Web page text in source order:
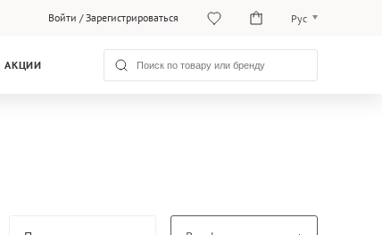
Войти /Зарегистрироваться Рус
Рус
АКЦИИ